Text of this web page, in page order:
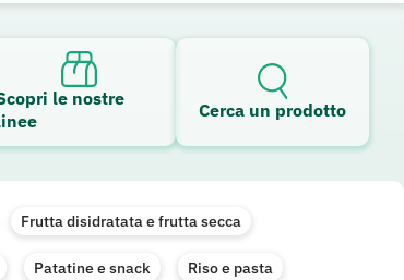
le nostre
Cerca un prodotto
Frutta disidratata e frutta secca
Patatine e snack Riso e pasta